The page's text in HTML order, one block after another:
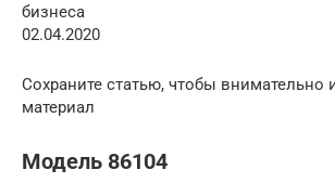
бизнеса
02.04.2020
Сохраните статью, чтобы внимательно
материал
Модель 86104